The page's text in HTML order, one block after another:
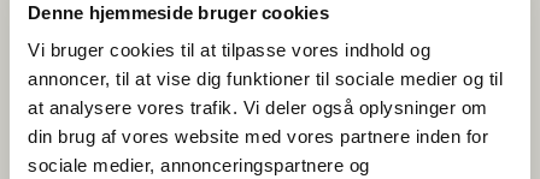
Denne hjemmeside bruger cookies
Vi bruger cookies til at tilpasse vores indhold og
annoncer, til at vise dig funktioner til sociale medier og til
at analysere vores trafik. Vi deler også oplysninger om
din brug af vores website med vores partnere inden for
sociale medier, annonceringspartnere og
NORRØNA FELAGIÐ Í FØROYUM
norden.fo
NORRÆNA FÉLAGIÐ